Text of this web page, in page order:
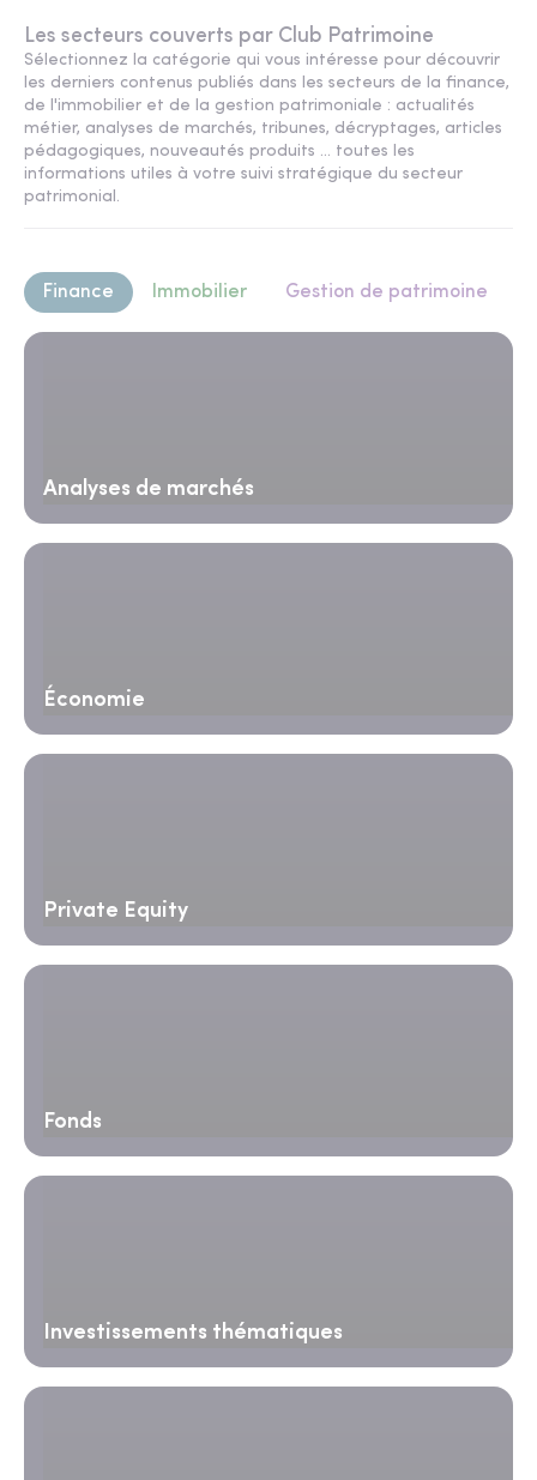
Les secteurs couverts par Club Patrimoine
Sélectionnez la catégorie qui vous intéresse pour découvrir
les derniers contenus publiés dans les secteurs de la finance,
de l'immobilier et de la gestion patrimoniale : actualités
métier, analyses de marchés, tribunes, décryptages, articles
pédagogiques, nouveautés produits ... toutes les
informations utiles à votre suivi stratégique du secteur
patrimonial.
Finance Immobilier Gestion de patrimoine
Analyses de marchés
Économie
Private Equity
Fonds
Investissements thématiques